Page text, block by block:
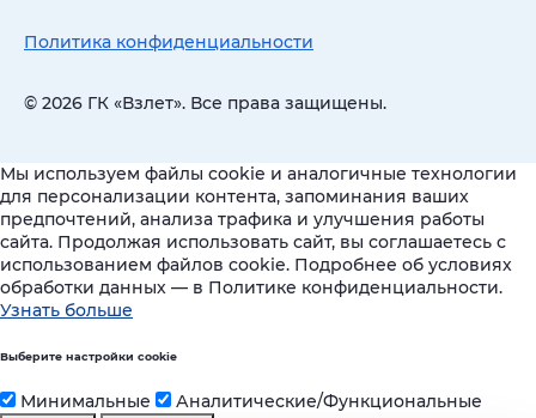
© 2026 ГК «Взлет». Все права защищены.
Политика конфиденциальности
Мы используем файлы cookie и аналогичные технологии
для персонализации контента, запоминания ваших
предпочтений, анализа трафика и улучшения работы
сайта. Продолжая использовать сайт, вы соглашаетесь с
использованием файлов cookie. Подробнее об условиях
обработки данных — в Политике конфиденциальности.
Узнать больше
Выберите настройки cookie
Минимальные
Аналитические/Функциональные